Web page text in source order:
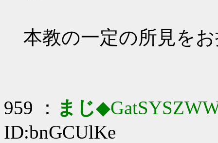
本教の一定の所見を
959 ： まじ
ID:bnGCUlKe